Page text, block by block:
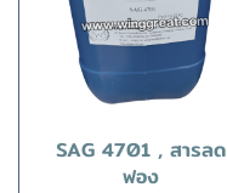
SAG 4701 , สารลด
ฟอง